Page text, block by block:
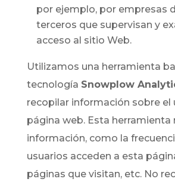
por ejemplo, por empresas
terceros que supervisan y
acceso al sitio Web.
Utilizamos una herramienta
tecnología Snowplow
recopilar información sobre el
página web. Esta herramienta
información, como la
usuarios acceden a esta
páginas que visitan, etc. No